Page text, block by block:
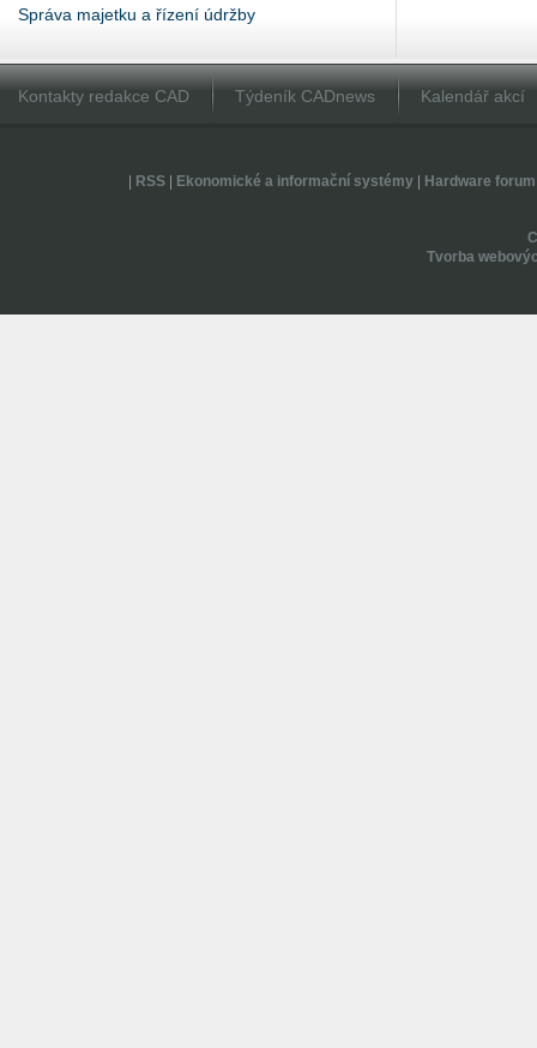
Správa majetku a řízení údržby
Kontakty redakce CAD Týdeník CADnews Kalendář akcí
RSS| Ekonomické a informační systémy| Hardware forum
Tvorba